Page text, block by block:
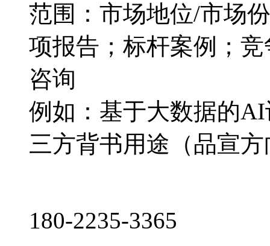
范围：市场地位/市场
项报告；标杆案例；
咨询
例如：基于大数据的
三方背书用途（品宣
180-2235-3365